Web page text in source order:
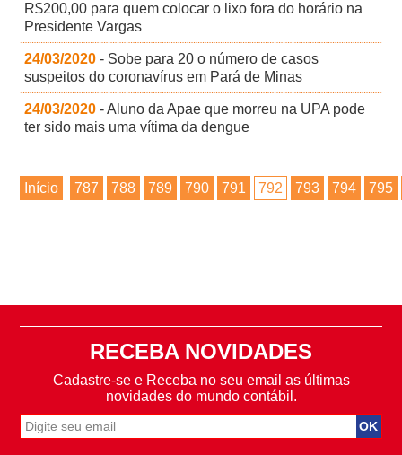
R$200,00 para quem colocar o lixo fora do horário na
Presidente Vargas
24/03/2020 - Sobe para 20 o número de casos
suspeitos do coronavírus em Pará de Minas
24/03/2020 - Aluno da Apae que morreu na UPA pode
ter sido mais uma vítima da dengue
Início 787 788 789 790 791 792 793 794 795
RECEBA NOVIDADES
Cadastre-se e Receba no seu email as últimas
novidades do mundo contábil.